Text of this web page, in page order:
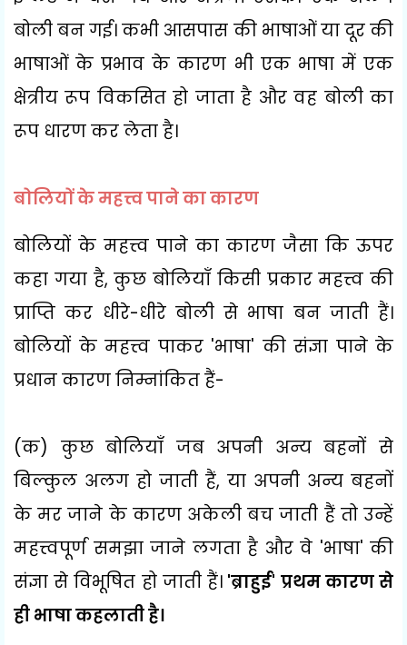
बोली बन गई। कभी आसपास की भाषाओं या दूर की
भाषाओं के प्रभाव के कारण भी एक भाषा में एक
क्षेत्रीय रूप विकसित हो जाता है और वह बोली का
रूप धारण कर लेता है।
बोलियों के महत्त्व पाने का कारण
बोलियों के महत्त्व पाने का कारण जैसा कि ऊपर
कहा गया है,कुछ बोलियाँ किसी प्रकार महत्त्व की
प्राप्ति कर धीरे-धीरे बोली से भाषा बन जाती हैं।
बोलियों के महत्त्व पाकर 'भाषा' की संज्ञा पाने के
प्रधान कारण निम्नांकित हैं-
(क) कुछ बोलियाँ जब अपनी अन्य बहनों से
बिल्कुल अलग हो जाती हैं, या अपनी अन्य बहनों
के मर जाने के कारण अकेली बच जाती हैं तो उन्हें
महत्त्वपूर्ण समझा जाने लगता है और वे 'भाषा' की
संज्ञा से विभूषित हो जाती हैं। 'ब्राहुई' प्रथम कारण से
ही भाषा कहलाती है।